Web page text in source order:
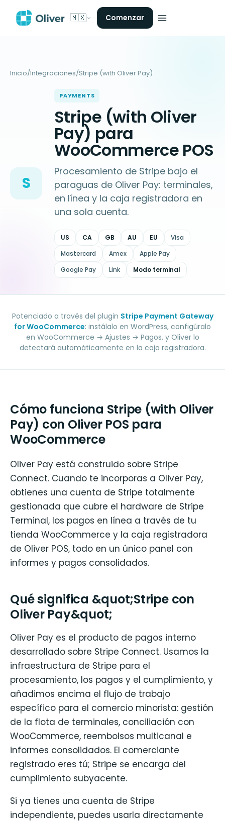
🇲🇽 Comenzar
Inicio/Integraciones/Stripe (with Oliver Pay)
S
PAYMENTS
Stripe (with Oliver
Pay) para
WooCommerce POS
Procesamiento de Stripe bajo el
paraguas de Oliver Pay: terminales,
en línea y la caja registradora en
una sola cuenta.
US CA GB AU EU
Visa
Mastercard
Amex
Apple Pay
Google Pay
Link Modo terminal
Potenciado a través del plugin Stripe Payment Gateway
for WooCommerce: instálalo en WordPress, configúralo
en WooCommerce → Ajustes → Pagos, y Oliver lo
detectará automáticamente en la caja registradora.
Cómo funciona Stripe (with Oliver
Pay) con Oliver POS para
WooCommerce
Oliver Pay está construido sobre Stripe
Connect. Cuando te incorporas a Oliver Pay,
obtienes una cuenta de Stripe totalmente
gestionada que cubre el hardware de Stripe
Terminal, los pagos en línea a través de tu
tienda WooCommerce y la caja registradora
de Oliver POS, todo en un único panel con
informes y pagos consolidados.
Qué significa &quot;Stripe con
Oliver Pay&quot;
Oliver Pay es el producto de pagos interno
desarrollado sobre Stripe Connect. Usamos la
infraestructura de Stripe para el
procesamiento, los pagos y el cumplimiento, y
añadimos encima el flujo de trabajo
específico para el comercio minorista: gestión
de la flota de terminales, conciliación con
WooCommerce, reembolsos multicanal e
informes consolidados. El comerciante
registrado eres tú; Stripe se encarga del
cumplimiento subyacente.
Si ya tienes una cuenta de Stripe
independiente, puedes usarla directamente